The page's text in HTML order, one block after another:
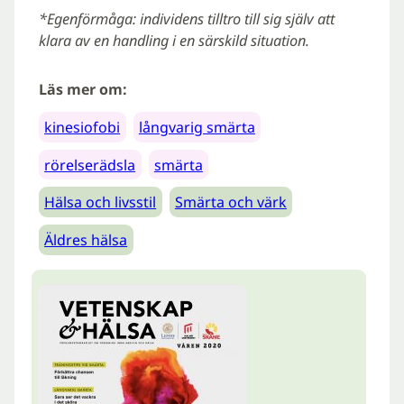
*Egenförmåga: individens tilltro till sig själv att
klara av en handling i en särskild situation.
Läs mer om:
kinesiofobi
långvarig smärta
rörelserädsla
smärta
Hälsa och livsstil
Smärta och värk
Äldres hälsa